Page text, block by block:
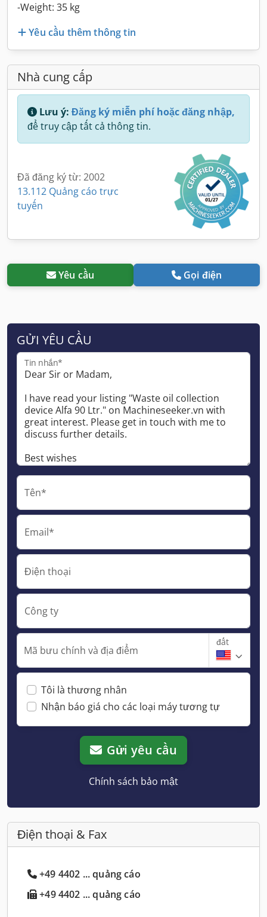
-Weight: 35 kg
Yêu cầu thêm thông tin
Nhà cung cấp
Lưu ý: Đăng ký miễn phí hoặc đăng nhập,
để truy cập tất cả thông tin.
Đã đăng ký từ: 2002
13.112 Quảng cáo trực
tuyến
Yêu cầu Gọi điện
GỬI YÊU CẦU
Tin nhắn*
Tên*
Email*
Điện thoại
Công ty
Mã bưu chính và địa điểm
đất
Tôi là thương nhân
Nhận báo giá cho các loại máy tương tự
Gửi yêu cầu
Chính sách bảo mật
Điện thoại & Fax
+49 4402 ... quảng cáo
+49 4402 ... quảng cáo